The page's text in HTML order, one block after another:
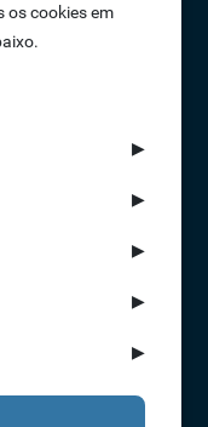
os cookies em
▶
▶
▶
▶
▶